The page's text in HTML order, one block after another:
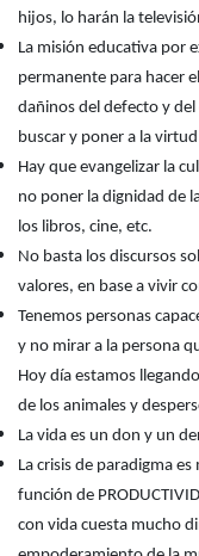
hijos, lo harán la
La misión educativa por
permanente para hacer
dañinos del defecto y del
buscar y poner a la
Hay que evangelizar la
no poner la dignidad de
los libros, cine, etc.
No basta los discursos
valores, en base a vivir
Tenemos personas
y no mirar a la persona
Hoy día estamos
de los animales y
La vida es un don y un
La crisis de paradigma
función de
con vida cuesta mucho